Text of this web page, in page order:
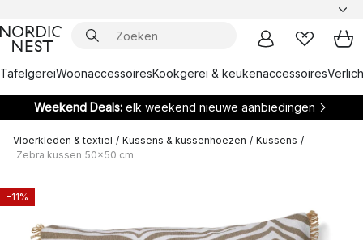
TafelgereiWoonaccessoiresKookgerei & keukenaccessoires
Weekend Deals: elk weekend nieuwe aanbiedingen
Vloerkleden & textiel / Kussens & kussenhoezen / Kussens /
Zebra kussen 50x50 cm
-11%